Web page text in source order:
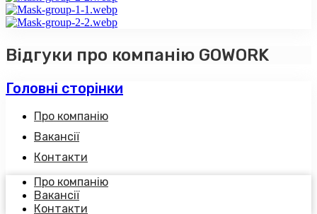
Відгуки про компанію GOWORK
Головні сторінки
Про компанію
Вакансії
Контакти
Про компанію
Вакансії
Контакти